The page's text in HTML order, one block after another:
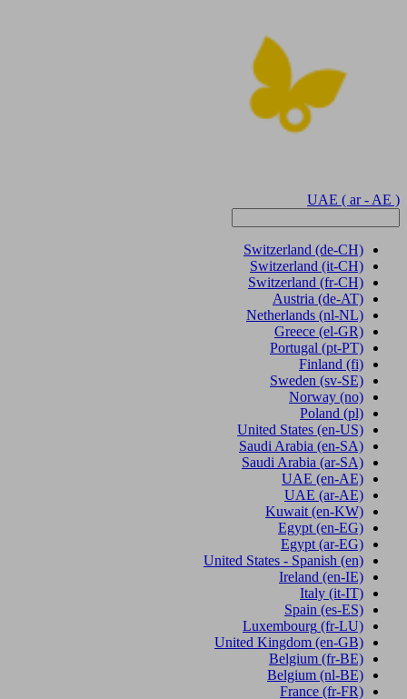
UAE ( ar - AE )
Switzerland (de-CH)
Switzerland (it-CH)
Switzerland (fr-CH)
Austria (de-AT)
Netherlands (nl-NL)
Greece (el-GR)
Portugal (pt-PT)
Finland (fi)
Sweden (sv-SE)
Norway (no)
Poland (pl)
United States (en-US)
Saudi Arabia (en-SA)
Saudi Arabia (ar-SA)
UAE (en-AE)
UAE (ar-AE)
Kuwait (en-KW)
Egypt (en-EG)
Egypt (ar-EG)
United States - Spanish (en)
Ireland (en-IE)
Italy (it-IT)
Spain (es-ES)
Luxembourg (fr-LU)
United Kingdom (en-GB)
Belgium (fr-BE)
Belgium (nl-BE)
France (fr-FR)